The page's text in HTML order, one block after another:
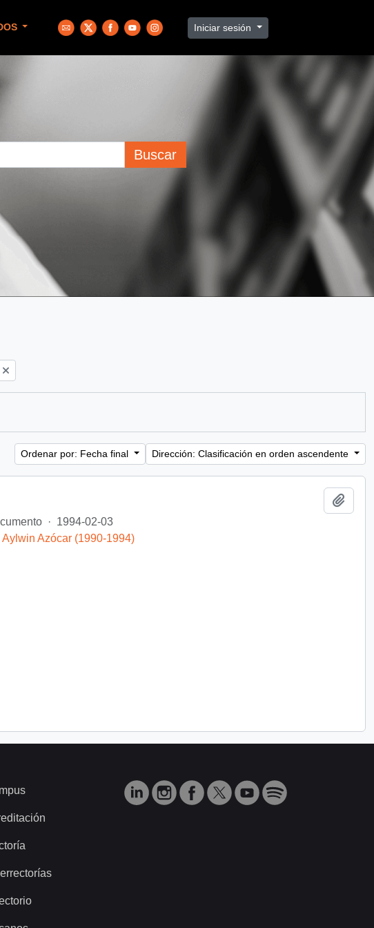
Iniciar sesión
Buscar
Ordenar por: Fecha final Dirección: Clasificación en orden ascendente
· 1994-02-03
Azócar (1990-1994)